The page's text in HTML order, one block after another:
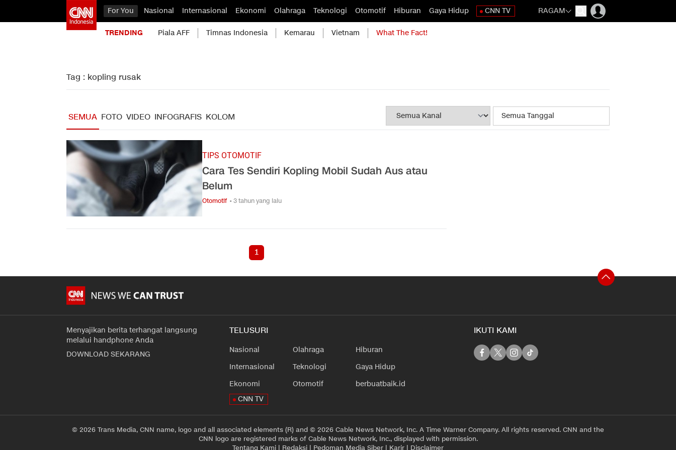
For You Nasional Internasional Ekonomi Olahraga Teknologi Otomotif Hiburan Gaya Hidup CNN TV RAGAM
TRENDING Piala AFF Timnas Indonesia Kemarau Vietnam What The Fact!
Tag : kopling rusak
SEMUA FOTO VIDEO INFOGRAFIS KOLOM
TIPS OTOMOTIF
Cara Tes Sendiri Kopling Mobil Sudah Aus atau
Belum
Otomotif • 3 tahun yang lalu
1
Menyajikan berita terhangat langsung
melalui handphone Anda
DOWNLOAD SEKARANG
TELUSURI
Nasional
Internasional
Ekonomi
Olahraga
Teknologi
Otomotif
Hiburan
Gaya Hidup
berbuatbaik.id
CNN TV
IKUTI KAMI
© 2026 Trans Media, CNN name, logo and all associated elements (R) and © 2026 Cable News Network, Inc. A Time Warner Company. All rights reserved. CNN and the
CNN logo are registered marks of Cable News Network, Inc., displayed with permission.
Tentang Kami | Redaksi | Pedoman Media Siber | Karir | Disclaimer